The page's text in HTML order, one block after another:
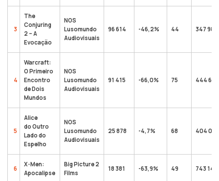
3
The
Conjuring
2 – A
Evocação
NOS
Lusomundo
Audiovisuais
96 614 -46,2% 44 347 988
4
Warcraft:
O Primeiro
Encontro
de Dois
Mundos
NOS
Lusomundo
Audiovisuais
91 415 -66,0% 75 444 633
5
Alice
do Outro
Lado do
Espelho
NOS
Lusomundo
Audiovisuais
25 878 -4,7% 68 404 046
6
X-Men:
Apocalipse
Big Picture 2
Films
18 381 -63,9% 49 743 149